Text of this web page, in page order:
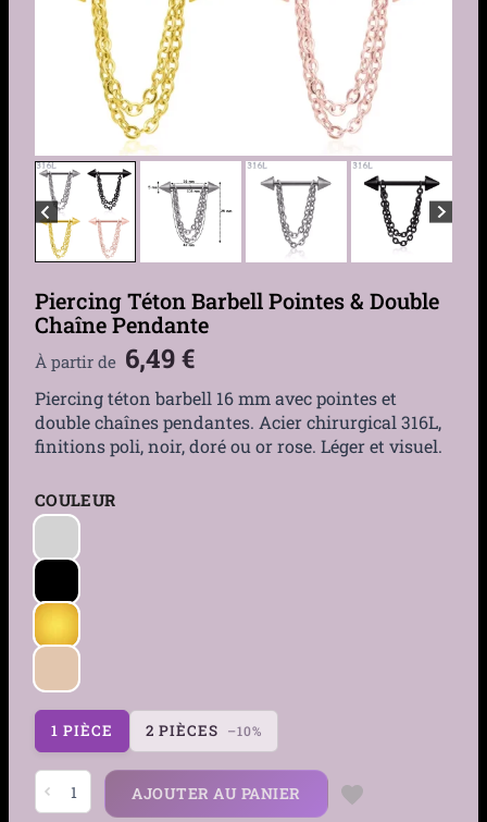
Piercing Téton Barbell Pointes & Double
Chaîne Pendante
À partir de 6,49€
Piercing téton barbell 16 mm avec pointes et
double chaînes pendantes. Acier chirurgical 316L,
finitions poli, noir, doré ou or rose. Léger et visuel.
COULEUR
1 PIÈCE 2 PIÈCES –10%
quantité
de
Piercing
AJOUTER AU PANIER